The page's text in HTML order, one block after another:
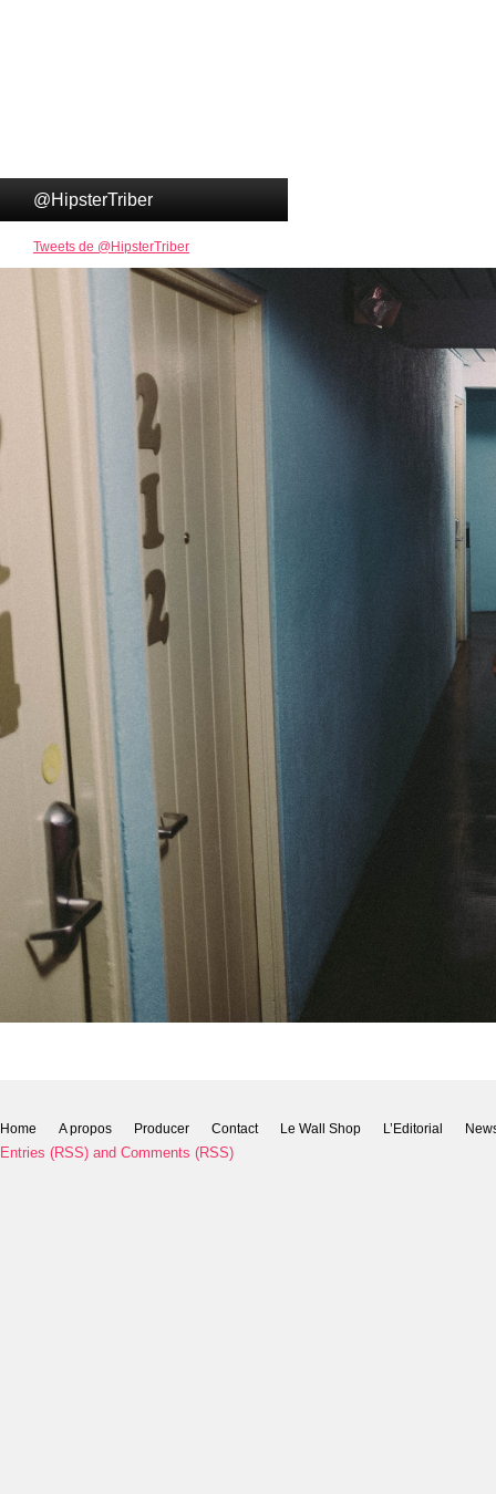
@HipsterTriber
Tweets de @HipsterTriber
Home A propos Producer Contact Le Wall Shop L’Editorial
Entries (RSS) and Comments (RSS)